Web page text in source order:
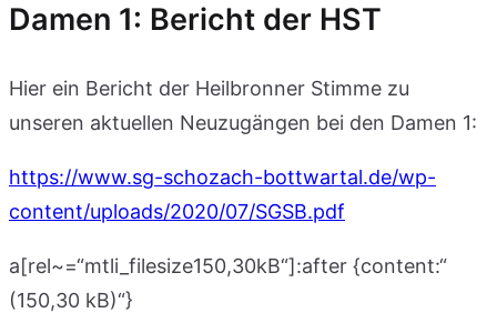
Damen 1: Bericht der HST
Hier ein Bericht der Heilbronner Stimme zu
unseren aktuellen Neuzugängen bei den Damen 1:
https://www.sg-schozach-bottwartal.de/wp-
content/uploads/2020/07/SGSB.pdf
a[rel~=“mtli_filesize150,30kB“]:after {content:“
(150,30 kB)“}